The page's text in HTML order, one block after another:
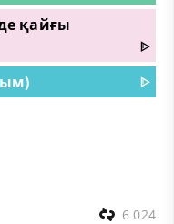
қайғы
ᐈ
ᐈ
6 024